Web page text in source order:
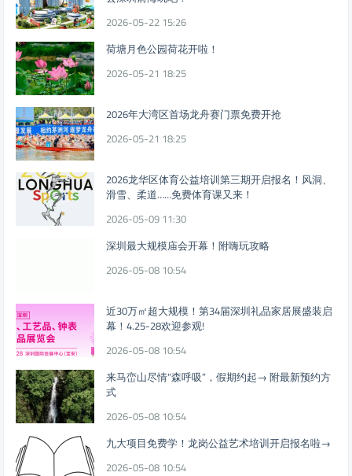
2026-05-22 15:26
荷塘月色公园荷花开啦！
2026-05-21 18:25
2026年大湾区首场龙舟赛门票免费开抢
2026-05-21 18:25
2026龙华区体育公益培训第三期开启报名！风洞、
滑雪、柔道……免费体育课又来！
2026-05-09 11:30
深圳最大规模庙会开幕！附嗨玩攻略
2026-05-08 10:54
近30万㎡超大规模！第34届深圳礼品家居展盛装启
幕！4.25-28欢迎参观!
2026-05-08 10:54
来马峦山尽情“森呼吸”，假期约起→ 附最新预约方
式
2026-05-08 10:54
九大项目免费学！龙岗公益艺术培训开启报名啦→
2026-05-08 10:54